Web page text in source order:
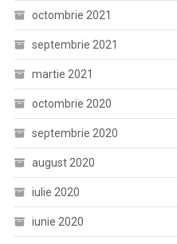
octombrie 2021
septembrie 2021
martie 2021
octombrie 2020
septembrie 2020
august 2020
iulie 2020
iunie 2020